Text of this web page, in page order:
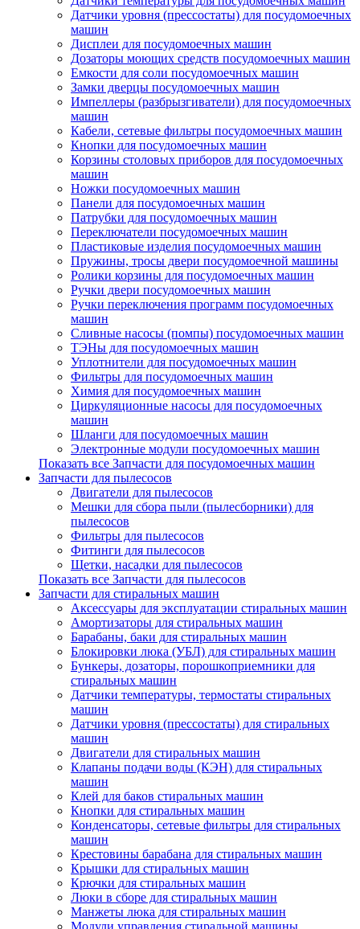
Датчики уровня (прессостаты) для посудомоечных
машин
Дисплеи для посудомоечных машин
Дозаторы моющих средств посудомоечных машин
Емкости для соли посудомоечных машин
Замки дверцы посудомоечных машин
Импеллеры (разбрызгиватели) для посудомоечных
машин
Кабели, сетевые фильтры посудомоечных машин
Кнопки для посудомоечных машин
Корзины столовых приборов для посудомоечных
машин
Ножки посудомоечных машин
Панели для посудомоечных машин
Патрубки для посудомоечных машин
Переключатели посудомоечных машин
Пластиковые изделия посудомоечных машин
Пружины, тросы двери посудомоечной машины
Ролики корзины для посудомоечных машин
Ручки двери посудомоечных машин
Ручки переключения программ посудомоечных
машин
Сливные насосы (помпы) посудомоечных машин
ТЭНы для посудомоечных машин
Уплотнители для посудомоечных машин
Фильтры для посудомоечных машин
Химия для посудомоечных машин
Циркуляционные насосы для посудомоечных
машин
Шланги для посудомоечных машин
Электронные модули посудомоечных машин
Показать все Запчасти для посудомоечных машин
Запчасти для пылесосов
Двигатели для пылесосов
Мешки для сбора пыли (пылесборники) для
пылесосов
Фильтры для пылесосов
Фитинги для пылесосов
Щетки, насадки для пылесосов
Показать все Запчасти для пылесосов
Запчасти для стиральных машин
Аксессуары для эксплуатации стиральных машин
Амортизаторы для стиральных машин
Барабаны, баки для стиральных машин
Блокировки люка (УБЛ) для стиральных машин
Бункеры, дозаторы, порошкоприемники для
стиральных машин
Датчики температуры, термостаты стиральных
машин
Датчики уровня (прессостаты) для стиральных
машин
Двигатели для стиральных машин
Клапаны подачи воды (КЭН) для стиральных
машин
Клей для баков стиральных машин
Кнопки для стиральных машин
Конденсаторы, сетевые фильтры для стиральных
машин
Крестовины барабана для стиральных машин
Крышки для стиральных машин
Крючки для стиральных машин
Люки в сборе для стиральных машин
Манжеты люка для стиральных машин
Модули управления стиральной машины